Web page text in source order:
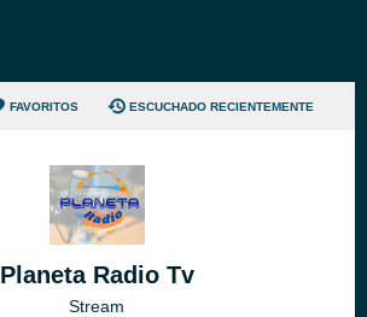
FAVORITOS ESCUCHADO RECIENTEMENTE
Planeta Radio Tv
Stream